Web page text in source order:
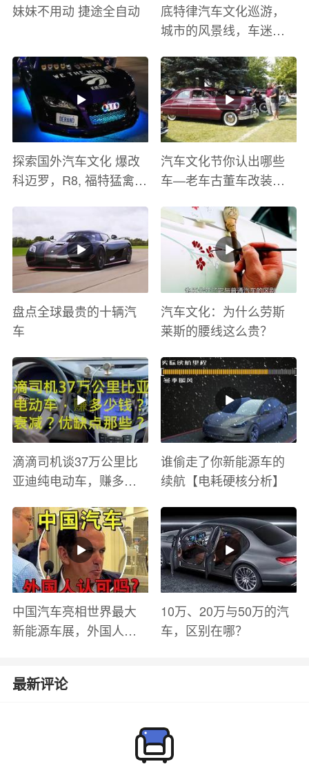
妹妹不用动 捷途全自动
底特律汽车文化巡游，
城市的风景线，车迷的
探索国外汽车文化 爆改
科迈罗，R8, 福特猛禽
汽车文化节你认出哪些
车—老车古董车改装车
盘点全球最贵的十辆汽
车
汽车文化：为什么劳斯
莱斯的腰线这么贵？
滴滴司机谈37万公里比
亚迪纯电动车，赚多少
有哪些？
谁偷走了你新能源车的
续航【电耗硬核分析】
中国汽车亮相世界最大
新能源车展，外国人怎
10万、20万与50万的汽
车，区别在哪？
最新评论